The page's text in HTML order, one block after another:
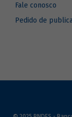
Fale conosco
Pedido de